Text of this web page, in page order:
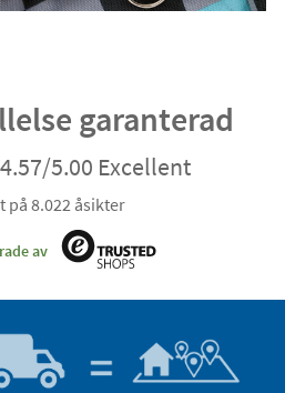
garanterad
4.57/5.00 Excellent
på 8.022 åsikter
av